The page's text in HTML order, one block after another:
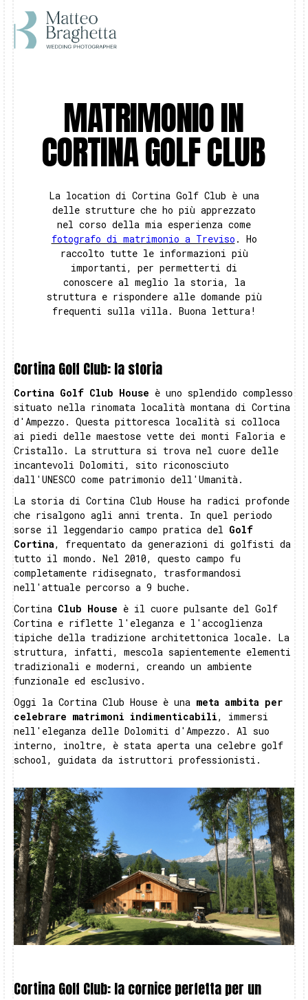
MATRIMONIO IN
CORTINA GOLF CLUB
La location di Cortina Golf Club è una
delle strutture che ho più apprezzato
nel corso della mia esperienza come
fotografo di matrimonio a Treviso . Ho
raccolto tutte le informazioni più
importanti, per permetterti di
conoscere al meglio la storia, la
struttura e rispondere alle domande più
frequenti sulla villa. Buona lettura!
Cortina Golf Club: la storia
Cortina Golf Club House è uno splendido complesso
situato nella rinomata località montana di Cortina
d'Ampezzo. Questa pittoresca località si colloca
ai piedi delle maestose vette dei monti Faloria e
Cristallo. La struttura si trova nel cuore delle
incantevoli Dolomiti, sito riconosciuto
dall'UNESCO come patrimonio dell'Umanità.
La storia di Cortina Club House ha radici profonde
che risalgono agli anni trenta. In quel periodo
sorse il leggendario campo pratica del Golf
Cortina, frequentato da generazioni di golfisti da
tutto il mondo. Nel 2010, questo campo fu
completamente ridisegnato, trasformandosi
nell'attuale percorso a 9 buche.
Cortina Club House è il cuore pulsante del Golf
Cortina e riflette l'eleganza e l'accoglienza
tipiche della tradizione architettonica locale. La
struttura, infatti, mescola sapientemente elementi
tradizionali e moderni, creando un ambiente
funzionale ed esclusivo.
Oggi la Cortina Club House è una meta ambita per
celebrare matrimoni indimenticabili, immersi
nell'eleganza delle Dolomiti d'Ampezzo. Al suo
interno, inoltre, è stata aperta una celebre golf
school, guidata da istruttori professionisti.
Cortina Golf Club: la cornice perfetta per un